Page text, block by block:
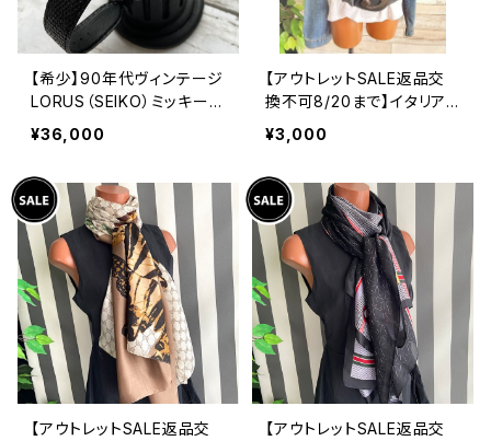
【希少】90年代ヴィンテージ
LORUS（SEIKO）ミッキーマ
ウス 腕時計（RMF685） 1
990年代未使用品 電池交
LOR②
¥36,000
【アウトレットSALE返品交
換不可8/20まで】イタリア/I
TALYインポート 大判ストー
ル・SILK Feeling ツヤ/ロン
かブルー
¥3,000
【アウトレットSALE返品交
【アウトレットSALE返品交